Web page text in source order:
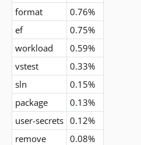
format
0.76%
ef
0.75%
workload
0.59%
vstest
0.33%
sln
0.15%
package
0.13%
user-secrets 0.12%
remove
0.08%